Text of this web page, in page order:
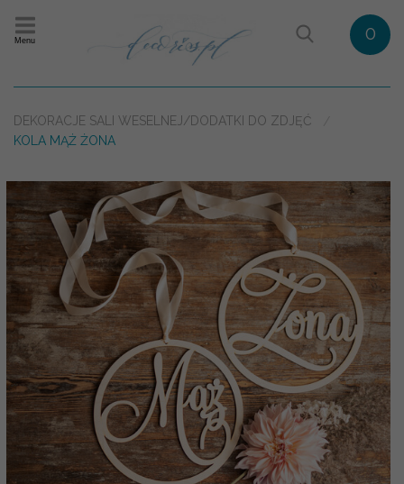
Menu 0
DEKORACJE SALI WESELNEJ/DODATKI DO ZDJĘĆ
KOLA MĄŻ ŻONA